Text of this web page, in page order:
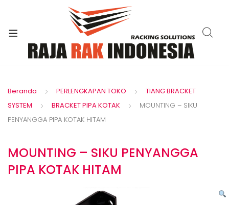
Beranda PERLENGKAPAN TOKO
TIANG BRACKET
SYSTEM
BRACKET PIPA KOTAK
MOUNTING – SIKU
PENYANGGA PIPA KOTAK HITAM
MOUNTING – SIKU PENYANGGA
PIPA KOTAK HITAM